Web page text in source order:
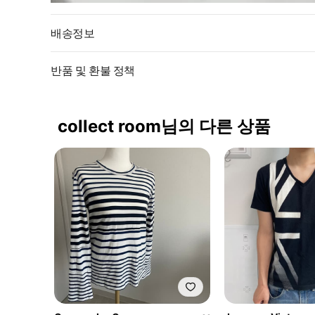
배송정보
반품 및 환불 정책
collect room님의 다른 상품